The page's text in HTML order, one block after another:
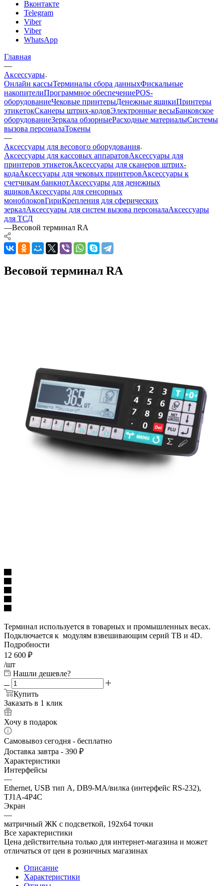
Вконтакте
Telegram
Viber
Viber
WhatsApp
Главная
—
Аксессуары
Онлайн кассыТерминалы сбора данныхФискальные
накопителиПрограммное обеспечениеPOS-
оборудованиеЧековые принтерыДенежные ящикиПринтеры
этикетокСканеры штрих-кодовЭлектронные весыБанковское
оборудованиеЗеркала обзорныеРасходные материалыСистемы
вызова персоналаТокены
—
Аксессуары для весового оборудования
Аксессуары для кассовых аппаратовАксессуары для
принтеров этикетокАксессуары для сканеров штрих-
кодаАксессуары для чековых принтеровАксессуары к
счетчикам банкнотАксессуары для денежных
ящиковАксессуары для сенсорных
моноблоковГириКрепления для сферических
зеркалАксессуары для систем вызова персоналаАксессуары
для ТСД
—Весовой терминал RA
Весовой терминал RA
Терминал используется в товарных и промышленных весах.
Подключается к модулям взвешивающим серий TB и 4D.
Подробности
12 600 ₽
/шт
Нашли дешевле?
Купить
Заказать в 1 клик
Хочу в подарок
Самовывоз сегодня - бесплатно
Доставка завтра - 390 ₽
Характеристики
Интерфейсы
—
Ethernet, USB тип А, DB9-MА/вилка (интерфейс RS-232),
TJ1A-4P4C
Экран
—
матричный ЖК с подсветкой, 192х64 точки
Все характеристики
Цена действительна только для интернет-магазина и может
отличаться от цен в розничных магазинах
Описание
Характеристики